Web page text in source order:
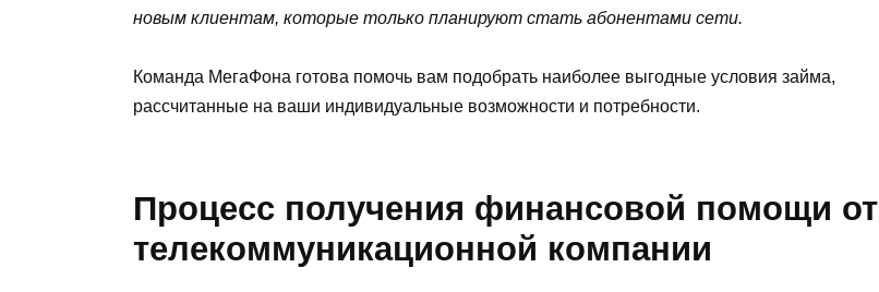
новым клиентам, которые только планируют стать абонентами сети.
Команда МегаФона готова помочь вам подобрать наиболее выгодные условия займа,
рассчитанные на ваши индивидуальные возможности и потребности.
Процесс получения финансовой помощи от
телекоммуникационной компании